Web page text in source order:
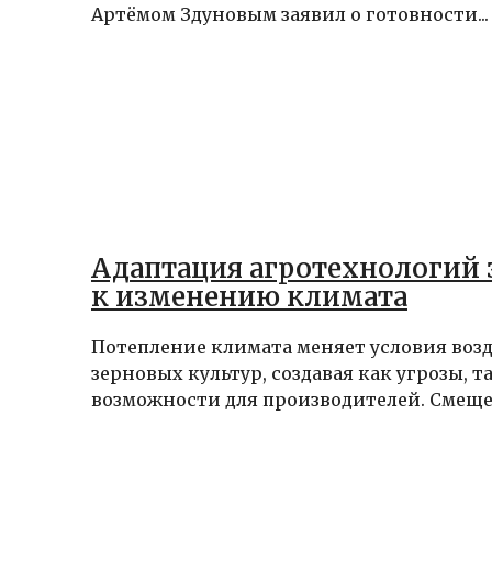
Артёмом Здуновым заявил о готовности...
Адаптация агротехнологий
к изменению климата
Потепление климата меняет условия
зерновых культур, создавая как угрозы,
возможности для производителей.